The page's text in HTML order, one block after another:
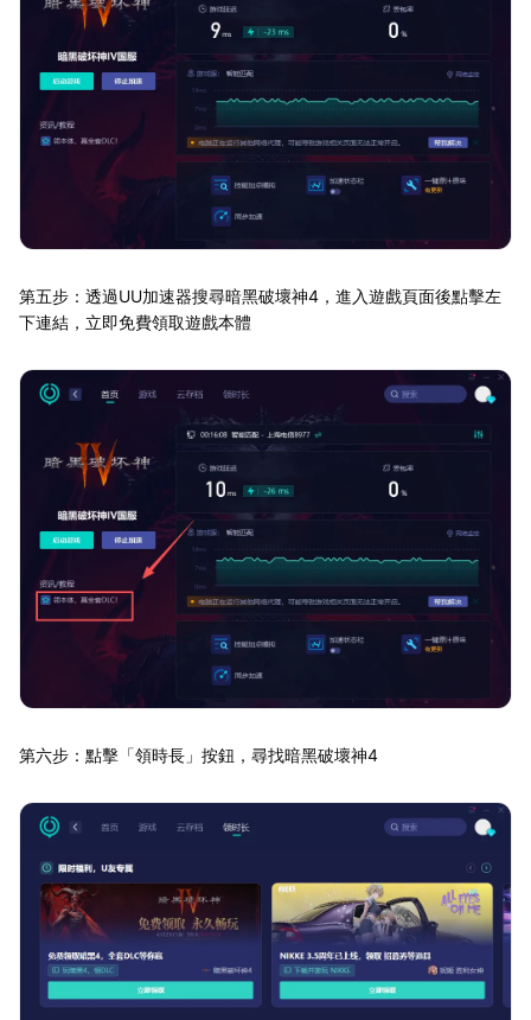
第五步：透過UU加速器搜尋暗黑破壞神4，進入遊戲頁面後點擊左
下連結，立即免費領取遊戲本體
第六步：點擊「領時長」按鈕，尋找暗黑破壞神4